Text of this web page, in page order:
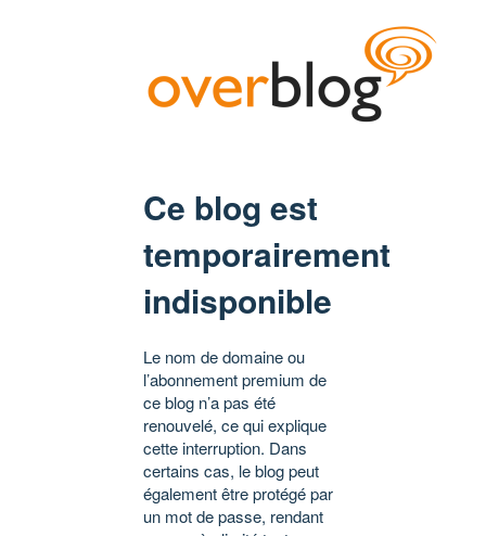
Ce blog est
temporairement
indisponible
Le nom de domaine ou
l’abonnement premium de
ce blog n’a pas été
renouvelé, ce qui explique
cette interruption. Dans
certains cas, le blog peut
également être protégé par
un mot de passe, rendant